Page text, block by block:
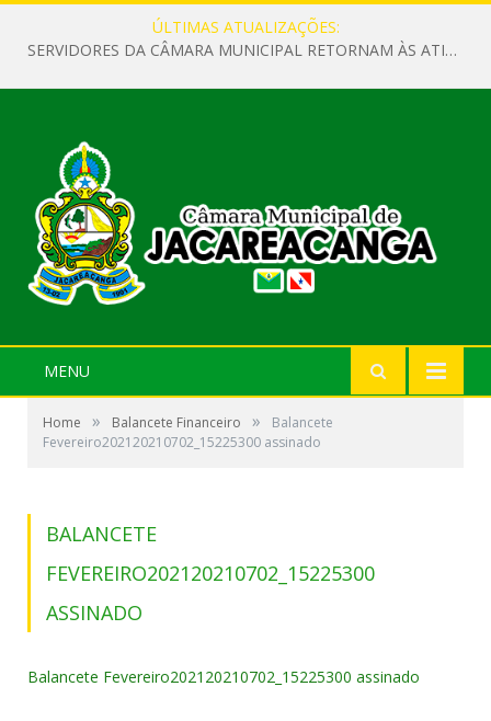
ÚLTIMAS ATUALIZAÇÕES:
SERVIDORES DA CÂMARA MUNICIPAL RETORNAM ÀS ATIVIDADES APÓS O RECESSO PARLAMENTAR
MENU
Home » Balancete Financeiro »
Balancete
Fevereiro202120210702_15225300 assinado
BALANCETE
FEVEREIRO202120210702_15225300
ASSINADO
Balancete Fevereiro202120210702_15225300 assinado